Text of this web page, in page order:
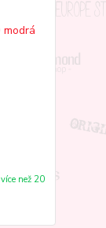
více než 20